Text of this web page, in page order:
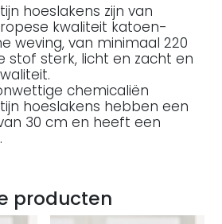
hoeslakens zijn van
kwaliteit katoen-
weving, van minimaal 220
stof sterk, licht en zacht en
chemicaliën
hoeslakens hebben een
30 cm en heeft een
producten